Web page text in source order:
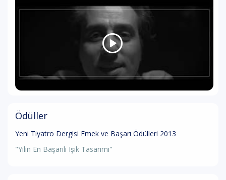
Ödüller
Yeni Tiyatro Dergisi Emek ve Başarı Ödülleri 2013
"Yılın En Başarılı Işık Tasarımı"